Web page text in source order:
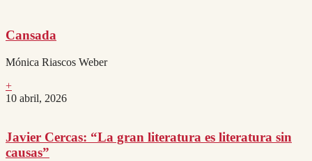
Cansada
Mónica Riascos Weber
+
10 abril, 2026
Javier Cercas: “La gran literatura es literatura sin
causas”